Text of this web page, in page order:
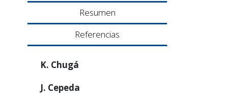
Resumen
Referencias
K. Chugá
J. Cepeda